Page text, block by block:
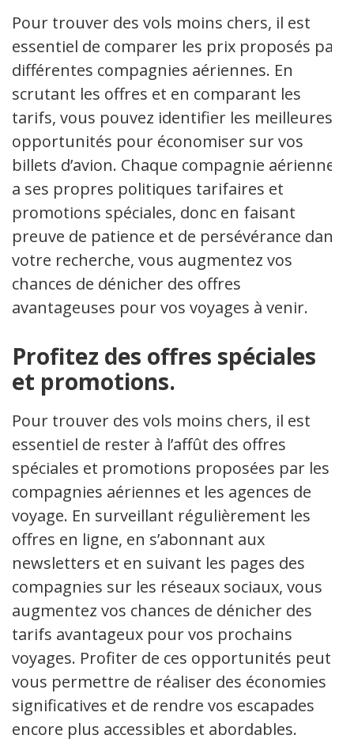
Pour trouver des vols moins chers, il est
essentiel de comparer les prix proposés par
différentes compagnies aériennes. En
scrutant les offres et en comparant les
tarifs, vous pouvez identifier les meilleures
opportunités pour économiser sur vos
billets d’avion. Chaque compagnie aérienne
a ses propres politiques tarifaires et
promotions spéciales, donc en faisant
preuve de patience et de persévérance dans
votre recherche, vous augmentez vos
chances de dénicher des offres
avantageuses pour vos voyages à venir.
Profitez des offres spéciales
et promotions.
Pour trouver des vols moins chers, il est
essentiel de rester à l’affût des offres
spéciales et promotions proposées par les
compagnies aériennes et les agences de
voyage. En surveillant régulièrement les
offres en ligne, en s’abonnant aux
newsletters et en suivant les pages des
compagnies sur les réseaux sociaux, vous
augmentez vos chances de dénicher des
tarifs avantageux pour vos prochains
voyages. Profiter de ces opportunités peut
vous permettre de réaliser des économies
significatives et de rendre vos escapades
encore plus accessibles et abordables.